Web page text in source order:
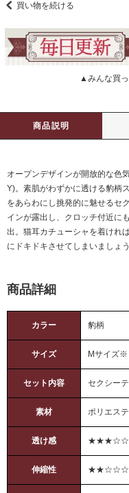
買い物を続ける
▲みんな買
商品説明
オープンデザインが開放的な色
Y)。素肌がわずかに透ける豹柄
をあらわにし挑発的に魅せるセ
インが露出し、クロッチ付近に
出。猫耳カチューシャを着けれ
にドキドキさせてしまいましょう
商品詳細
カラー 豹柄
サイズ Mサイズ※
セット内容 セクシー
素材 ポリエス
透け感 ★★★☆☆
伸縮性 ★★☆☆☆